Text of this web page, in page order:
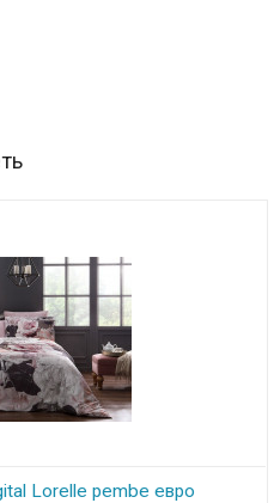
Lorelle pembe евро